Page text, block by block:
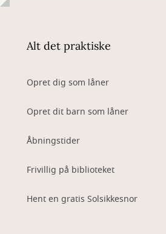
Alt det praktiske
Opret dig som låner
Opret dit barn som låner
Åbningstider
Frivillig på biblioteket
Hent en gratis Solsikkesnor